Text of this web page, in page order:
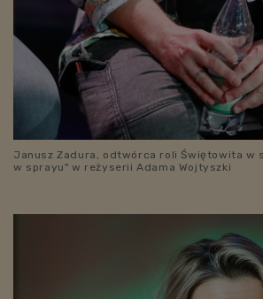
Janusz Zadura, odtwórca roli Świętowita w
w sprayu" w reżyserii Adama Wojtyszki